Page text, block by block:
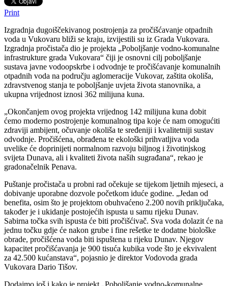
Print
Izgradnja dugoiščekivanog postrojenja za pročišćavanje otpadnih
voda u Vukovaru bliži se kraju, izvijestili su iz Grada Vukovara.
Izgradnja pročistača dio je projekta „Poboljšanje vodno-komunalne
infrastrukture grada Vukovara“ čiji je osnovni cilj poboljšanje
sustava javne vodoopskrbe i odvodnje te pročišćavanje komunalnih
otpadnih voda na području aglomeracije Vukovar, zaštita okoliša,
zdravstvenog stanja te poboljšanje uvjeta života stanovnika, a
ukupna vrijednost iznosi 362 milijuna kuna.
„Okončanjem ovog projekta vrijednog 142 milijuna kuna dobit
ćemo moderno postrojenje komunalnog tipa koje će nam omogućiti
zdraviji ambijent, očuvanje okoliša te sređeniji i kvalitetniji sustav
odvodnje. Pročišćena, obrađena te ekološki prihvatljiva voda
uvelike će doprinijeti normalnom razvoju biljnog i životinjskog
svijeta Dunava, ali i kvaliteti života naših sugrađana“, rekao je
gradonačelnik Penava.
Puštanje pročistača u probni rad očekuje se tijekom ljetnih mjeseci, a
dobivanje uporabne dozvole početkom iduće godine. „Jedan od
benefita, osim što je projektom obuhvaćeno 2.200 novih priključaka,
također je i ukidanje postojećih ispusta u samu rijeku Dunav.
Sabirna točka svih ispusta će biti pročišćivač. Sva voda dolazit će na
jednu točku gdje će nakon grube i fine rešetke te dodatne biološke
obrade, pročišćena voda biti ispuštena u rijeku Dunav. Njegov
kapacitet pročišćavanja je 900 tisuća kubika vode što je ekvivalent
za 42.500 kućanstava“, pojasnio je direktor Vodovoda grada
Vukovara Dario Tišov.
Dodajmo još i kako je projekt „Poboljšanje vodno-komunalne